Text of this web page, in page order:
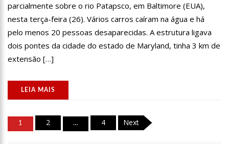
13:55 Por que você continua tendo o mesmo sonho e o que isso
significa; entenda
13:49 Transações via Pix atingem novo recorde e batem 122
milhões em 24 horas, diz BC
13:44
Campeão em 1987, Sport entra no “Clube das 13” maiores
13:33 Web reage a semelhança entre Arthur e Lamoglia: ‘Isso
13:26
Virginia Fonseca ganha da sogra bota-chinelo de R$ 12 mil
parcialmente sobre o rio Patapsco, em Baltimore (EUA),
nesta terça-feira (26). Vários carros caíram na água e há
pelo menos 20 pessoas desaparecidas. A estrutura ligava
dois pontes da cidade do estado de Maryland, tinha 3 km de
extensão […]
LEIA MAIS
Paginação
1 2 … 4 Next